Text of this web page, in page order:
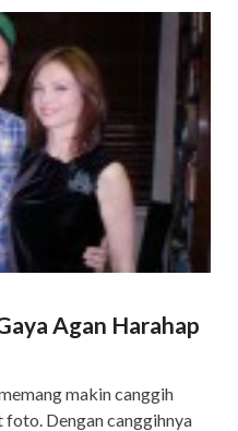
Agan Harahap
makin canggih
Dengan canggihnya